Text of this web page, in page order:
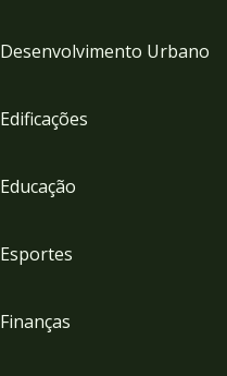
Desenvolvimento Urbano
Edificações
Educação
Esportes
Finanças